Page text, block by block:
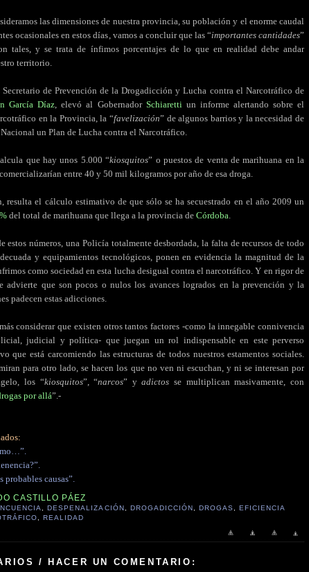
las dimensiones de nuestra provincia, su población y el enorme caudal
ocasionales en estos días, vamos a concluir que las “importantes cantidades”
tales, y se trata de ínfimos porcentajes de lo que en realidad debe andar
territorio.
Secretario de Prevención de la Drogadicción y Lucha contra el Narcotráfico de
García Díaz, elevó al Gobernador Schiarettiun informe alertando sobre el
en la Provincia, la “favelización” de algunos barrios y la necesidad de
un Plan de Lucha contra el Narcotráfico.
que hay unos 5.000 “kiosquitos” o puestos de venta de marihuana en la
entre 40 y 50 mil kilogramos por año de esa droga.
resulta el cálculo estimativo de que sólo se ha secuestrado en el año 2009 un
del total de marihuana que llega a la provincia de Córdoba.
estos números, una Policía totalmente desbordada, la falta de recursos de todo
y equipamientos tecnológicos, ponen en evidencia la magnitud de la
como sociedad en esta lucha desigual contra el narcotráfico. Y en rigor de
advierte que son pocos o nulos los avances logrados en la prevención y la
padecen estas adicciones.
considerar que existen otros tantos factores -como la innegable connivencia
judicial y política- que juegan un rol indispensable en este perverso
que está carcomiendo las estructuras de todos nuestros estamentos sociales.
para otro lado, se hacen los que no ven ni escuchan, y ni se interesan por
los “kiosquitos”, “narcos” yadictos se multiplican masivamente, con
por allá”.-
probables causas”.
CASTILLO PÁEZ
,DESPENALIZACIÓN DROGADICCIÓN DROGAS
EFICIENCIA
,REALIDAD
/ HACER UN COMENTARIO: